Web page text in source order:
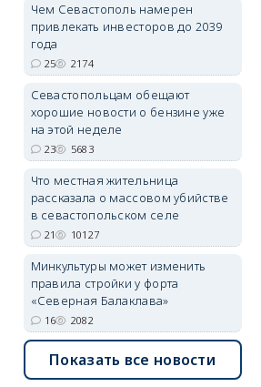
Чем Севастополь намерен
привлекать инвесторов до 2039
года
25 2174
Севастопольцам обещают
хорошие новости о бензине уже
на этой неделе
23 5683
Что местная жительница
рассказала о массовом убийстве
в севастопольском селе
21 10127
Минкультуры может изменить
правила стройки у форта
«Северная Балаклава»
16 2082
Показать все новости